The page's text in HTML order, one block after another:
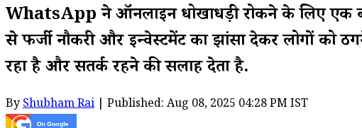
WhatsApp ने ऑनलाइन धोखाधड़ी रोकने के लिए एक
से फर्जी नौकरी और इन्वेस्टमेंट का झांसा देकर लोगों
रहा है और सतर्क रहने की सलाह देता है.
ByShubham Rai | Published: Aug 08, 2025 04:28 PM IST